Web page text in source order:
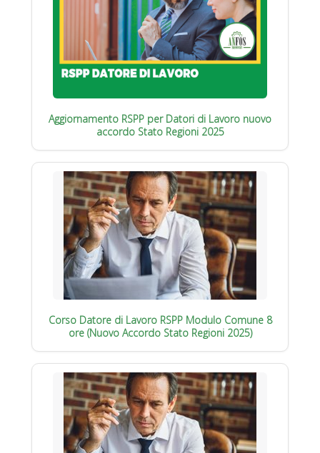
Aggiornamento RSPP per Datori di Lavoro nuovo
accordo Stato Regioni 2025
Corso Datore di Lavoro RSPP Modulo Comune 8
ore (Nuovo Accordo Stato Regioni 2025)